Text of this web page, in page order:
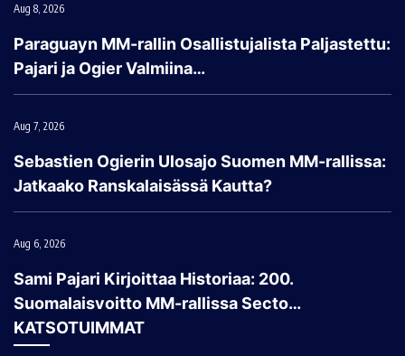
Aug 8, 2026
Paraguayn MM-rallin Osallistujalista Paljastettu:
Pajari ja Ogier Valmiina…
Aug 7, 2026
Sebastien Ogierin Ulosajo Suomen MM-rallissa:
Jatkaako Ranskalaisässä Kautta?
Aug 6, 2026
Sami Pajari Kirjoittaa Historiaa: 200.
Suomalaisvoitto MM-rallissa Secto…
KATSOTUIMMAT